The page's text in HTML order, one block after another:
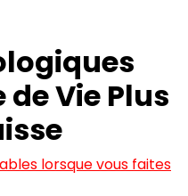
Vie Plus
lorsque vous faites